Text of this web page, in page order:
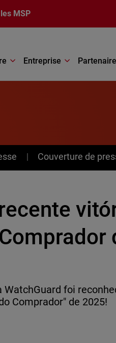
MSP
Entreprise
Couverture de
foi
Comprador" de 2025!